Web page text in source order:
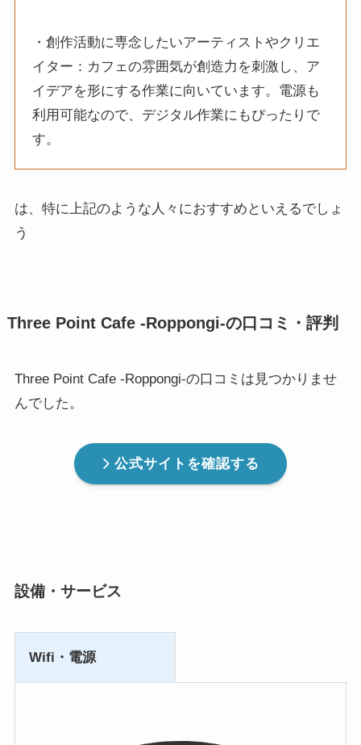
・創作活動に専念したいアーティストやクリエ
イター：カフェの雰囲気が創造力を刺激し、ア
イデアを形にする作業に向いています。電源も
利用可能なので、デジタル作業にもぴったりで
す。
は、特に上記のような人々におすすめといえるでしょ
う
Three Point Cafe -Roppongi-の口コミ・評判
Three Point Cafe -Roppongi-の口コミは見つかりませ
んでした。
公式サイトを確認する
設備・サービス
Wifi・電源